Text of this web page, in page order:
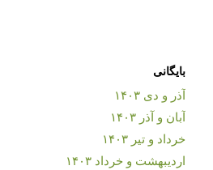
بایگانی
آذر و دی ۱۴۰۳
آبان و آذر ۱۴۰۳
خرداد و تیر ۱۴۰۳
اردیبهشت و خرداد ۱۴۰۳